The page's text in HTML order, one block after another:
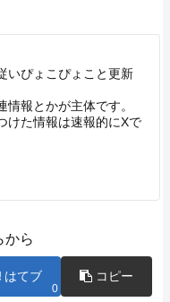
いぴょこぴょこと更新
報とかが主体です。
けた情報は速報的にXで
から
はてブ
0
コピー